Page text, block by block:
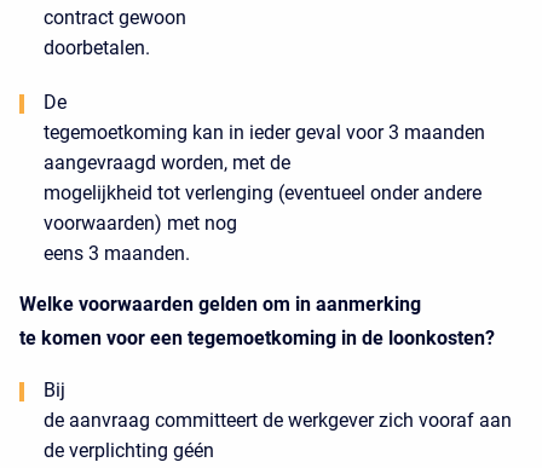
contract gewoon
doorbetalen.
De
tegemoetkoming kan in ieder geval voor 3 maanden
aangevraagd worden, met de
mogelijkheid tot verlenging (eventueel onder andere
voorwaarden) met nog
eens 3 maanden.
Welke voorwaarden gelden om in aanmerking
te komen voor een tegemoetkoming in de loonkosten?
Bij
de aanvraag committeert de werkgever zich vooraf aan
de verplichting géén